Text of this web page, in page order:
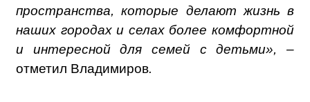
пространства, которые делают жизнь в
наших городах и селах более комфортной
и интересной для семей с детьми», –
отметил Владимиров.